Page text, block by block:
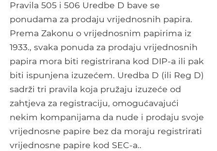
Pravila 505 i 506 Uredbe D bave se
ponudama za prodaju vrijednosnih papira.
Prema Zakonu o vrijednosnim papirima iz
1933., svaka ponuda za prodaju vrijednosnih
papira mora biti registrirana kod DIP-a ili pak
biti ispunjena izuzećem. Uredba D (ili Reg D)
sadrži tri pravila koja pružaju izuzeće od
zahtjeva za registraciju, omogućavajući
nekim kompanijama da nude i prodaju svoje
vrijednosne papire bez da moraju registrirati
vrijednosne papire kod SEC-a..